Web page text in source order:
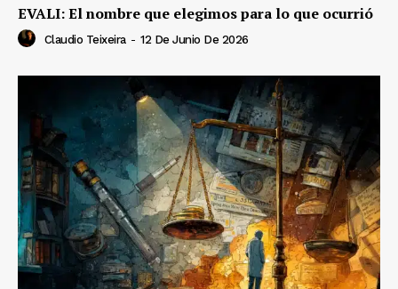
EVALI: El nombre que elegimos para lo que ocurrió
Claudio Teixeira - 12 De Junio De 2026